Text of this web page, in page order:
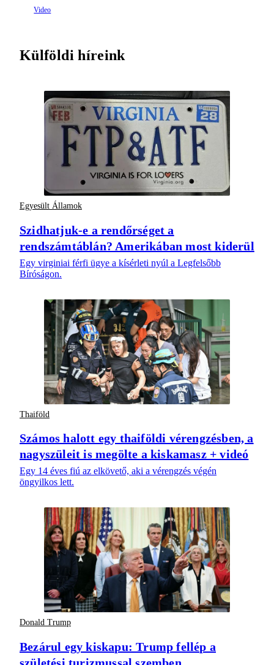
Külföldi híreink
Egyesült Államok
Szidhatjuk-e a rendőrséget a
rendszámtáblán? Amerikában most kiderül
Egy virginiai férfi ügye a kísérleti nyúl a Legfelsőbb
Bíróságon.
Thaiföld
Számos halott egy thaiföldi vérengzésben, a
nagyszüleit is megölte a kiskamasz + videó
Egy 14 éves fiú az elkövető, aki a vérengzés végén
öngyilkos lett.
Donald Trump
Bezárul egy kiskapu: Trump fellép a